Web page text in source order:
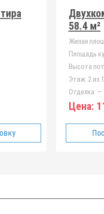
58.4 м²
Жилая
Площадь
Высота
Этаж: 2 из
Отделка: —
Цена: